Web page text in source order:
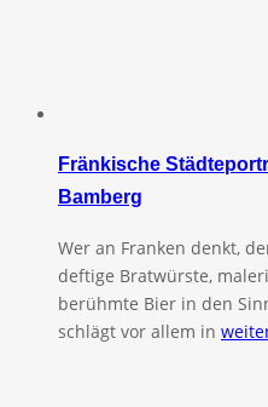
Fränkische
Bamberg
Wer an Franken denkt,
deftige Bratwürste,
berühmte Bier in den
schlägt vor allem in